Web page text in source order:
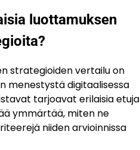
luottamuksen
strategioiden vertailu on
menestystä digitaalisessa
tarjoavat erilaisia etuja
ymmärtää, miten ne
niiden arvioinnissa